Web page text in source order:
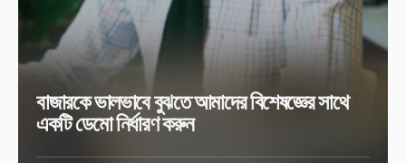
বাজারকে ভালভাবে বুঝতে আমাদের বিশেষজ্ঞের সাথে
একটি ডেমো নির্ধারণ করুন